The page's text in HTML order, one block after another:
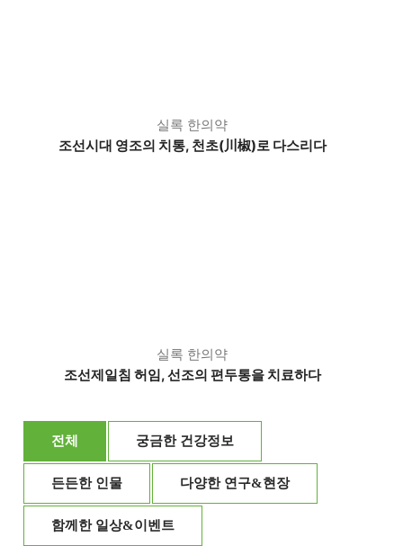
실록 한의약
조선시대 영조의 치통, 천초(川椒)로 다스리다
실록 한의약
조선제일침 허임, 선조의 편두통을 치료하다
전체 궁금한 건강정보
든든한 인물 다양한 연구&현장
함께한 일상&이벤트